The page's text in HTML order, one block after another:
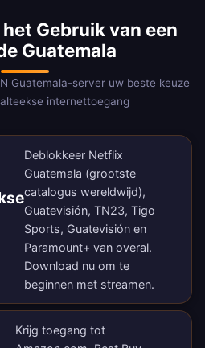
Gebruik van een
Guatemala
Guatemala-server uw beste keuze
internettoegang
Deblokkeer Netflix
Guatemala (grootste
catalogus wereldwijd),
Guatevisión, TN23, Tigo
Sports, Guatevisión en
Paramount+ van overal.
Download nu om te
beginnen met streamen.
Krijg toegang tot